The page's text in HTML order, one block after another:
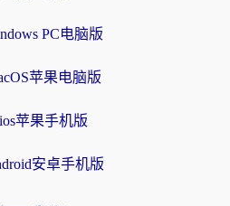
PC电脑版
苹果电脑版
苹果手机版
安卓手机版